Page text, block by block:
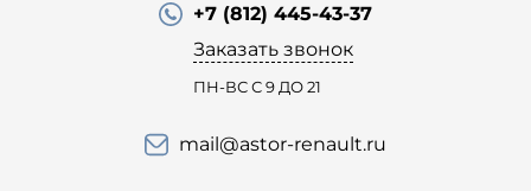
+7 (812) 445-43-37
Заказать звонок
ПН-ВС С 9 ДО 21
mail@astor-renault.ru